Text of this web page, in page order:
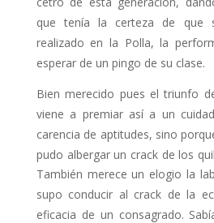
que tenía la certeza de que
realizado en la Polla, la
esperar de un pingo de su clase.
Bien merecido pues el triunfo
viene a premiar así a un
carencia de aptitudes, sino
pudo albergar un crack de los
También me­rece un elogio la
supo conducir al crack de la
eficacia de un consa­grado.